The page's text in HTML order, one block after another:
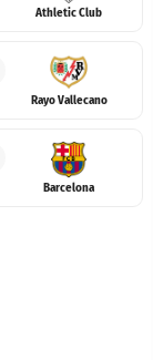
Athletic Club
Rayo Vallecano
Barcelona